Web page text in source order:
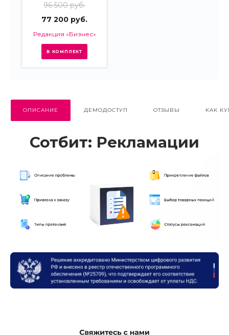
96 500 руб.
77 200 руб.
Редакция «Бизнес»
В КОМПЛЕКТ
ОПИСАНИЕ ДЕМОДОСТУП ОТЗЫВЫ КАК
Сотбит: Рекламации